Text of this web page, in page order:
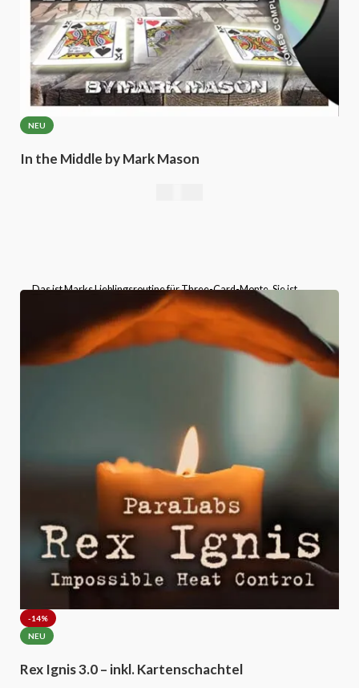
NEU
In the Middle by Mark Mason
„Das ist Marks Lieblingsroutine für Three-Card-Monte. Sie ist
unglaublich einfach vorzuführen und hat trotzdem eine Wirkung, die
weit über ihre Einfachheit hinausgeht! Alles, was du brauchst, sind
zwei Könige und eine Dame.“
-14%
NEU
Rex Ignis 3.0 – inkl. Kartenschachtel